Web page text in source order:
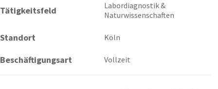
Tätigkeitsfeld
Labordiagnostik &
Naturwissenschaften
Standort Köln
Beschäftigungsart Vollzeit